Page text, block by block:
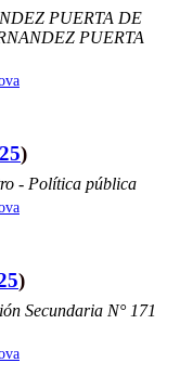
PUERTA DE
PUERTA
)
- Política pública
)
Secundaria N° 171